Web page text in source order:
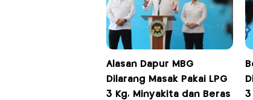
Alasan Dapur MBG
Dilarang Masak Pakai LPG
3 Kg, Minyakita dan Beras
3